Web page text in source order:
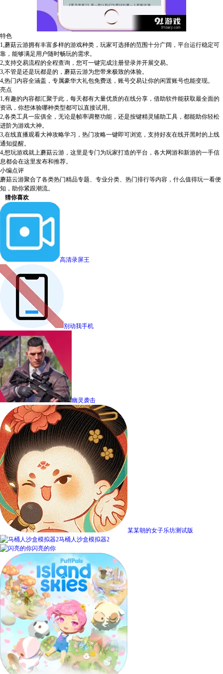
特色
1,蘑菇云游拥有丰富多样的游戏种类，玩家可选择的范围十分广阔，平台运行稳定可
靠，能够满足用户随时畅玩的需求。
2,支持交易流程的全程查询，您可一键完成注册登录并开展交易。
3,不管是还是玩都是的，蘑菇云游为您带来极致的体验。
4,热门内容全涵盖，专属豪华大礼包免费送，账号交易让你的闲置账号也能变现。
亮点
1,有趣的内容都汇聚于此，每天都有大量优质的在线分享，借助软件能获取最全面的
资讯，你想体验哪种类型都可以直接试用。
2,各类工具一应俱全，无论是帧率调整功能，还是按键精灵辅助工具，都能助你轻松
进阶为游戏大神。
3,在线直播观看大神攻略学习，热门攻略一键即可浏览，支持好友在线开黑时的上线
通知提醒。
4,想玩游戏就上蘑菇云游，这里是专门为玩家打造的平台，各大网游和新游的一手信
息都会在这里发布和推荐。
小编点评
蘑菇云游聚合了各类热门精品专题、专业分类、热门排行等内容，什么值得玩一看便
知，助你紧跟潮流。
猜你喜欢
高清录屏王
别动我手机
幽灵袭击
某某朝的女子乐坊测试版
马桶人沙盒模拟器2
闪亮的你